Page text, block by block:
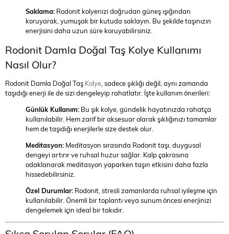
Saklama: Rodonit kolyenizi doğrudan güneş ışığından
koruyarak, yumuşak bir kutuda saklayın. Bu şekilde taşınızın
enerjisini daha uzun süre koruyabilirsiniz.
Rodonit Damla Doğal Taş Kolye Kullanımı
Nasıl Olur?
Rodonit Damla Doğal Taş Kolye, sadece şıklığı değil, aynı zamanda
taşıdığı enerji ile de sizi dengeleyip rahatlatır. İşte kullanım önerileri:
Günlük Kullanım: Bu şık kolye, gündelik hayatınızda rahatça
kullanılabilir. Hem zarif bir aksesuar olarak şıklığınızı tamamlar
hem de taşıdığı enerjilerle size destek olur.
Meditasyon: Meditasyon sırasında Rodonit taşı, duygusal
dengeyi artırır ve ruhsal huzur sağlar. Kalp çakrasına
odaklanarak meditasyon yaparken taşın etkisini daha fazla
hissedebilirsiniz.
Özel Durumlar: Rodonit, stresli zamanlarda ruhsal iyileşme için
kullanılabilir. Önemli bir toplantı veya sunum öncesi enerjinizi
dengelemek için ideal bir takıdır.